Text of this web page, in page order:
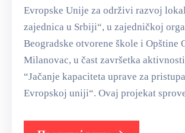
Evropske Unije za održivi razvoj
zajednica u Srbiji“, u zajedničkoj
Beogradske otvorene škole i Opštine
Milanovac, u čast završetka
“Jačanje kapaciteta uprave za
Evropskoj uniji“. Ovaj projekat